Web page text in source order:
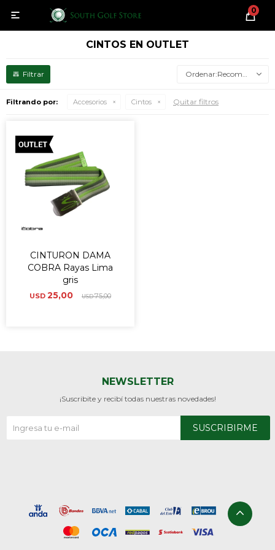
0

CINTOS EN OUTLET
Recomendados
Filtrando por: Accesorios Cintos Quitar filtros
CINTURON DAMA
COBRA Rayas Lima
gris
USD 25,00 USD75,00
NEWSLETTER
¡Suscribite y recibí todas nuestras novedades!
SUSCRIBIRME